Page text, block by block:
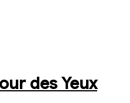
des Yeux